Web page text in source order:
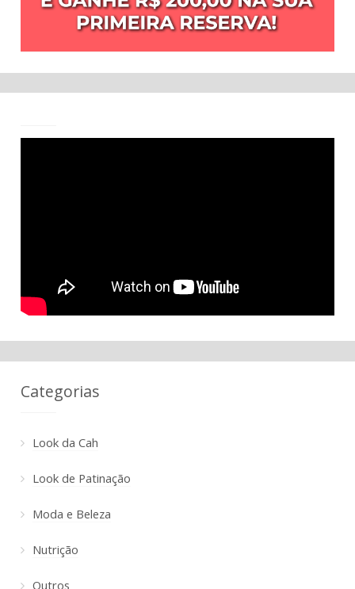
Categorias
Look da Cah
Look de Patinação
Moda e Beleza
Nutrição
Outros